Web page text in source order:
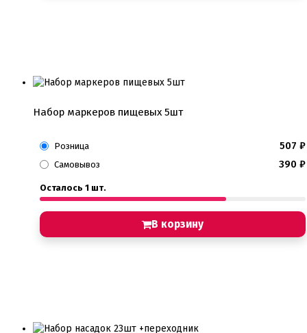
Набор маркеров пищевых 5шт
Розница 507 ₽
Самовывоз 390 ₽
Осталось 1 шт.
В корзину